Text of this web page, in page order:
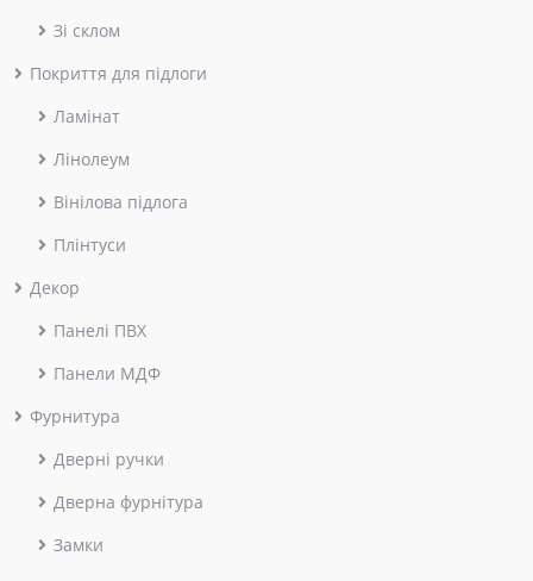
Зі склом
Покриття для підлоги
Ламінат
Лінолеум
Вінілова підлога
Плінтуси
Декор
Панелі ПВХ
Панели МДФ
Фурнитура
Дверні ручки
Дверна фурнітура
Замки